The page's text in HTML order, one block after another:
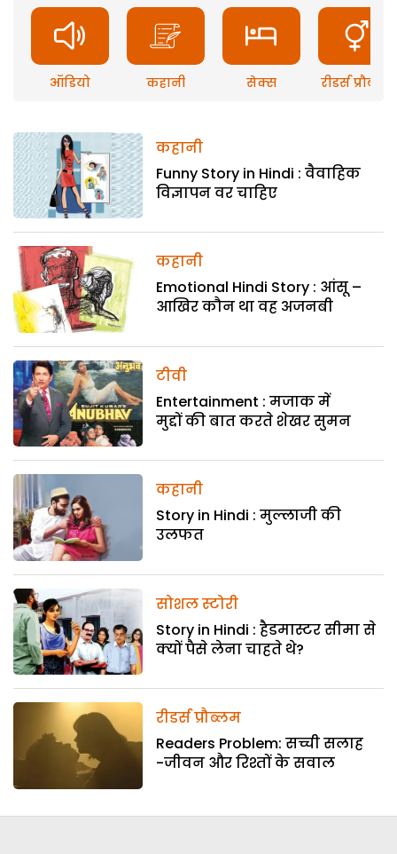
ऑडियो कहानी सेक्स रीडर्स प्रौब्लम
कहानी
Funny Story in Hindi : वैवाहिक
विज्ञापन वर चाहिए
कहानी
Emotional Hindi Story : आंसू –
आखिर कौन था वह अजनबी
टीवी
Entertainment : मजाक में
मुद्दों की बात करते शेखर सुमन
कहानी
Story in Hindi : मुल्लाजी की
उलफत
सोशल स्टोरी
Story in Hindi : हैडमास्टर सीमा से
क्यों पैसे लेना चाहते थे?
रीडर्स प्रौब्लम
Readers Problem: सच्ची सलाह
-जीवन और रिश्तों के सवाल